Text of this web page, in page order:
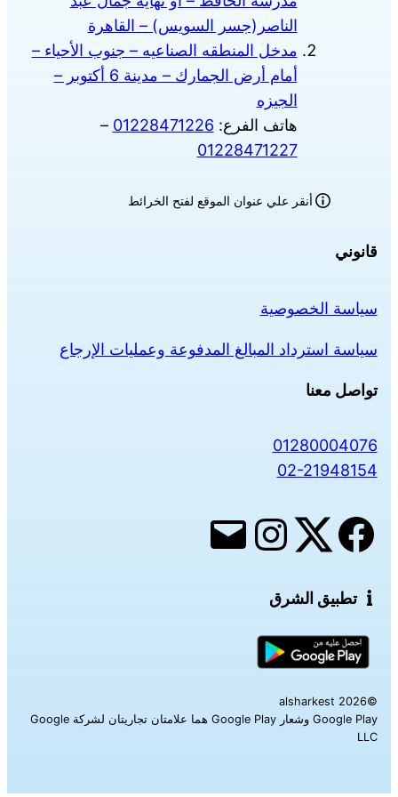
الناصر(جسر السويس) – القاهرة
مدخل المنطقه الصناعيه – جنوب الأحياء –
أمام أرض الجمارك – مدينة 6 أكتوبر –
الجيزه
هاتف الفرع: 01228471226
–
01228471227
أنقر علي عنوان الموقع لفتح الخرائط
قانوني
سياسة الخصوصية
سياسة استرداد المبالغ المدفوعة وعمليات الإرجاع
تواصل معنا
01280004076
02-21948154
تطبيق الشرق
©alsharkest 2026
Google Play وشعار Google Play هما علامتان تجاريتان لشركة Google
LLC‎